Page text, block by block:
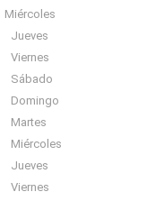
Miércoles
Jueves
Viernes
Sábado
Domingo
Martes
Miércoles
Jueves
Viernes